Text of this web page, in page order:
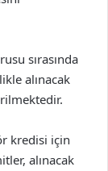
sırasında
alınacak
kredisi için
alınacak